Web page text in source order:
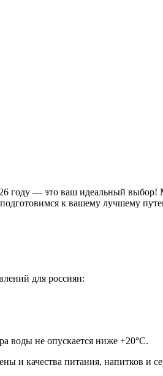
году — это ваш идеальный
к вашему лучшему
для россиян:
воды не опускается ниже +20°C.
и качества питания, напитков и